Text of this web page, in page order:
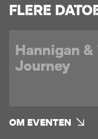
FLERE
Hannigan
Journey
OM EVENTEN